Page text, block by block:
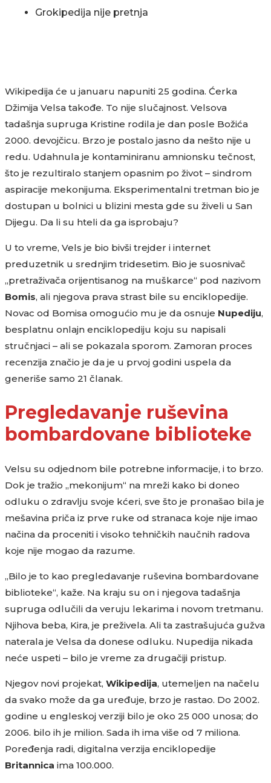
Grokipedija nije pretnja
Wikipedija će u januaru napuniti 25 godina. Ćerka
Džimija Velsa takođe. To nije slučajnost. Velsova
tadašnja supruga Kristine rodila je dan posle Božića
2000. devojčicu. Brzo je postalo jasno da nešto nije u
redu. Udahnula je kontaminiranu amnionsku tečnost,
što je rezultiralo stanjem opasnim po život – sindrom
aspiracije mekonijuma. Eksperimentalni tretman bio je
dostupan u bolnici u blizini mesta gde su živeli u San
Dijegu. Da li su hteli da ga isprobaju?
U to vreme, Vels je bio bivši trejder i internet
preduzetnik u srednjim tridesetim. Bio je suosnivač
„pretraživača orijentisanog na muškarce“ pod nazivom
Bomis, ali njegova prava strast bile su enciklopedije.
Novac od Bomisa omogućio mu je da osnuje Nupediju,
besplatnu onlajn enciklopediju koju su napisali
stručnjaci – ali se pokazala sporom. Zamoran proces
recenzija značio je da je u prvoj godini uspela da
generiše samo 21 članak.
Pregledavanje ruševina
bombardovane biblioteke
Velsu su odjednom bile potrebne informacije, i to brzo.
Dok je tražio „mekonijum“ na mreži kako bi doneo
odluku o zdravlju svoje kćeri, sve što je pronašao bila je
mešavina priča iz prve ruke od stranaca koje nije imao
načina da proceniti i visoko tehničkih naučnih radova
koje nije mogao da razume.
„Bilo je to kao pregledavanje ruševina bombardovane
biblioteke“, kaže. Na kraju su on i njegova tadašnja
supruga odlučili da veruju lekarima i novom tretmanu.
Njihova beba, Kira, je preživela. Ali ta zastrašujuća gužva
naterala je Velsa da donese odluku. Nupedija nikada
neće uspeti – bilo je vreme za drugačiji pristup.
Njegov novi projekat, Wikipedija, utemeljen na načelu
da svako može da ga uređuje, brzo je rastao. Do 2002.
godine u engleskoj verziji bilo je oko 25 000 unosa; do
2006. bilo ih je milion. Sada ih ima više od 7 miliona.
Poređenja radi, digitalna verzija enciklopedije
Britannica ima 100.000.